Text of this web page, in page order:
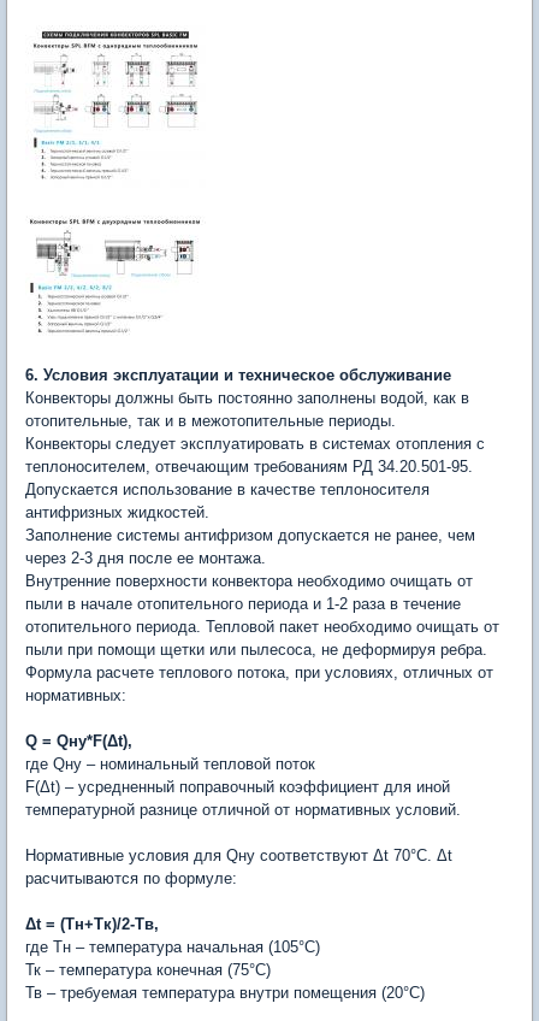
6. Условия эксплуатации и техническое обслуживание
Конвекторы должны быть постоянно заполнены водой, как в
отопительные, так и в межотопительные периоды.
Конвекторы следует эксплуатировать в системах отопления с
теплоносителем, отвечающим требованиям РД 34.20.501-95.
Допускается использование в качестве теплоносителя
антифризных жидкостей.
Заполнение системы антифризом допускается не ранее, чем
через 2-3 дня после ее монтажа.
Внутренние поверхности конвектора необходимо очищать от
пыли в начале отопительного периода и 1-2 раза в течение
отопительного периода. Тепловой пакет необходимо очищать от
пыли при помощи щетки или пылесоса, не деформируя ребра.
Формула расчете теплового потока, при условиях, отличных от
нормативных:
Q = Qну*F(Δt),
где Qну – номинальный тепловой поток
F(Δt) – усредненный поправочный коэффициент для иной
температурной разнице отличной от нормативных условий.
Нормативные условия для Qну соответствуют Δt 70°C. Δt
расчитываются по формуле:
Δt = (Tн+Тк)/2-Тв,
где Tн – температура начальная (105°С)
Тк – температура конечная (75°С)
Тв – требуемая температура внутри помещения (20°С)